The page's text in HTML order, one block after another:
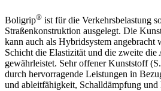
Boligrip® ist für die Verkehrsbelastung
Straßenkonstruktion ausgelegt. Die
kann auch als Hybridsystem angebracht
Schicht die Elastizität und die zweite die
gewährleistet. Sehr offener Kunststoff
durch hervorragende Leistungen in
und ableitfähigkeit, Schalldämpfung